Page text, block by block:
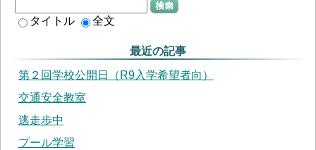
検索
タイトル 全文
最近の記事
第２回学校公開日（R9入学希望者向）
交通安全教室
逃走歩中
プール学習